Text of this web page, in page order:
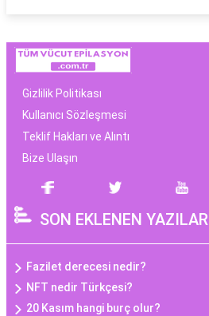
Gizlilik Politikası
Kullanıcı Sözleşmesi
Teklif Hakları ve Alıntı
Bize Ulaşın
SON EKLENEN YAZILAR
Fazilet derecesi nedir?
NFT nedir Türkçesi?
20 Kasım hangi burç olur?